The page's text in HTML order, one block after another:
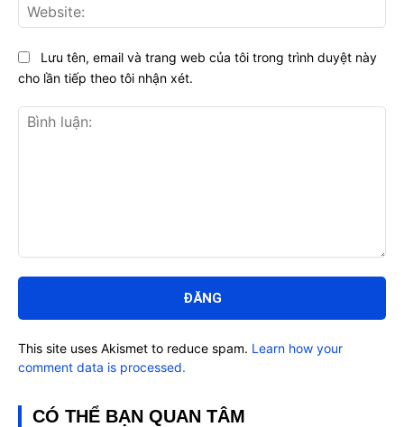
luận:
Lưu tên, email và trang web của tôi trong trình duyệt này
cho lần tiếp theo tôi nhận xét.
This site uses Akismet to reduce spam. Learn how your
comment data is processed.
CÓ THỂ BẠN QUAN TÂM